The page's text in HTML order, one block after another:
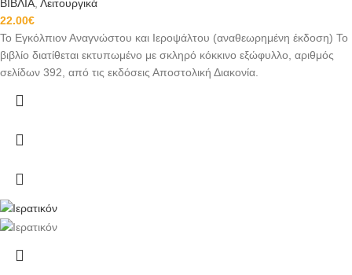
ΒΙΒΛΙΑ Λειτουργικά
22.00€
Το Εγκόλπιον Αναγνώστου και Ιεροψάλτου (αναθεωρημένη έκδοση) Το
βιβλίο διατίθεται εκτυπωμένο με σκληρό κόκκινο εξώφυλλο, αριθμός
σελίδων 392, από τις εκδόσεις Αποστολική Διακονία.